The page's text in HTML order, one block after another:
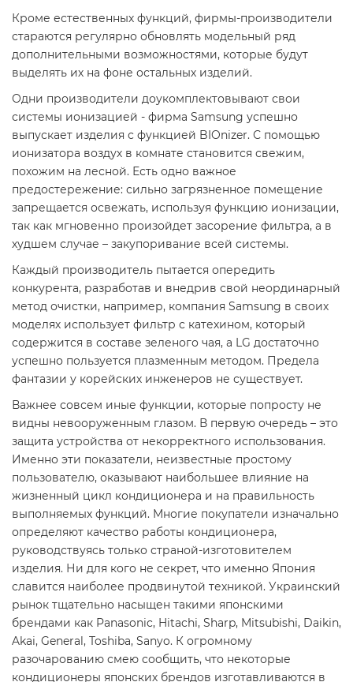
Кроме естественных функций, фирмы-производители
стараются регулярно обновлять модельный ряд
дополнительными возможностями, которые будут
выделять их на фоне остальных изделий.
Одни производители доукомплектовывают свои
системы ионизацией - фирма Samsung успешно
выпускает изделия с функцией BIOnizer. С помощью
ионизатора воздух в комнате становится свежим,
похожим на лесной. Есть одно важное
предостережение: сильно загрязненное помещение
запрещается освежать, используя функцию ионизации,
так как мгновенно произойдет засорение фильтра, а в
худшем случае – закупоривание всей системы.
Каждый производитель пытается опередить
конкурента, разработав и внедрив свой неординарный
метод очистки, например, компания Samsung в своих
моделях использует фильтр с катехином, который
содержится в составе зеленого чая, а LG достаточно
успешно пользуется плазменным методом. Предела
фантазии у корейских инженеров не существует.
Важнее совсем иные функции, которые попросту не
видны невооруженным глазом. В первую очередь – это
защита устройства от некорректного использования.
Именно эти показатели, неизвестные простому
пользователю, оказывают наибольшее влияние на
жизненный цикл кондиционера и на правильность
выполняемых функций. Многие покупатели изначально
определяют качество работы кондиционера,
руководствуясь только страной-изготовителем
изделия. Ни для кого не секрет, что именно Япония
славится наиболее продвинутой техникой. Украинский
рынок тщательно насыщен такими японскими
брендами как Panasonic, Hitachi, Sharp, Mitsubishi, Daikin,
Akai, General, Toshiba, Sanyo. К огромному
разочарованию смею сообщить, что некоторые
кондиционеры японских брендов изготавливаются в